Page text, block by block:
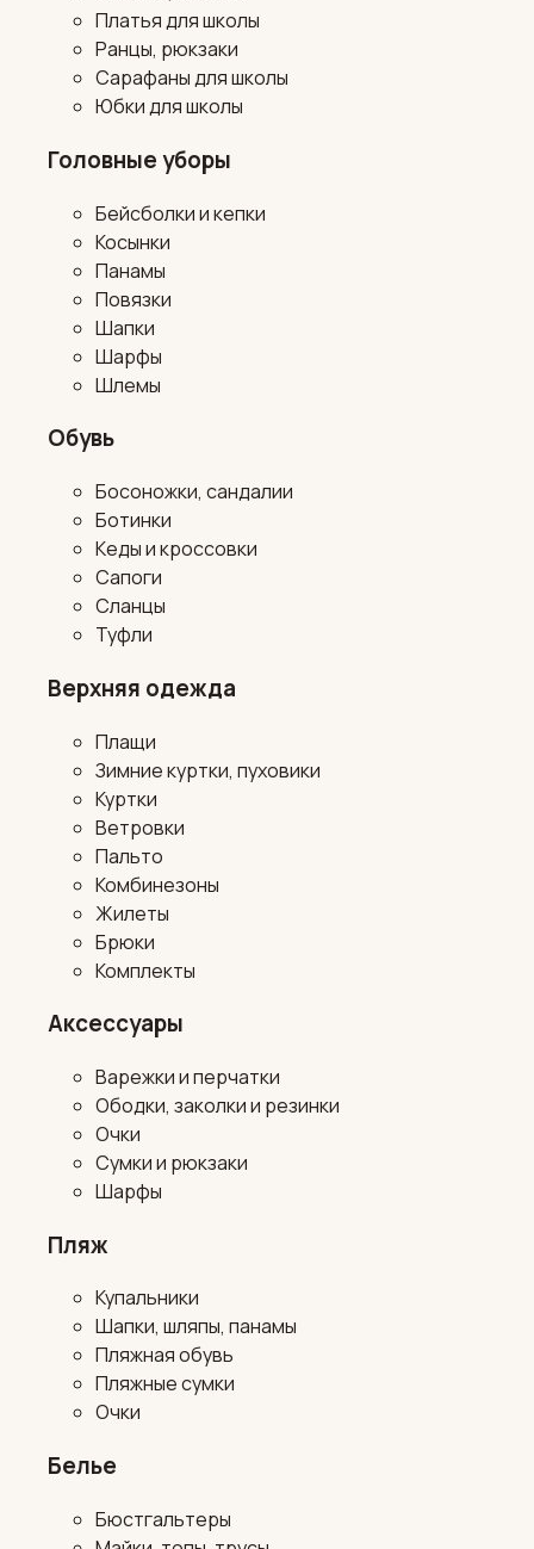
Платья для школы
Ранцы, рюкзаки
Сарафаны для школы
Юбки для школы
Головные уборы
Бейсболки и кепки
Косынки
Панамы
Повязки
Шапки
Шарфы
Шлемы
Обувь
Босоножки, сандалии
Ботинки
Кеды и кроссовки
Сапоги
Сланцы
Туфли
Верхняя одежда
Плащи
Зимние куртки, пуховики
Куртки
Ветровки
Пальто
Комбинезоны
Жилеты
Брюки
Комплекты
Аксессуары
Варежки и перчатки
Ободки, заколки и резинки
Очки
Сумки и рюкзаки
Шарфы
Пляж
Купальники
Шапки, шляпы, панамы
Пляжная обувь
Пляжные сумки
Очки
Белье
Бюстгальтеры